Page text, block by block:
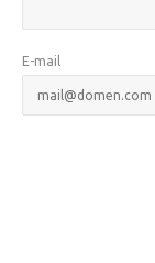
E-mail